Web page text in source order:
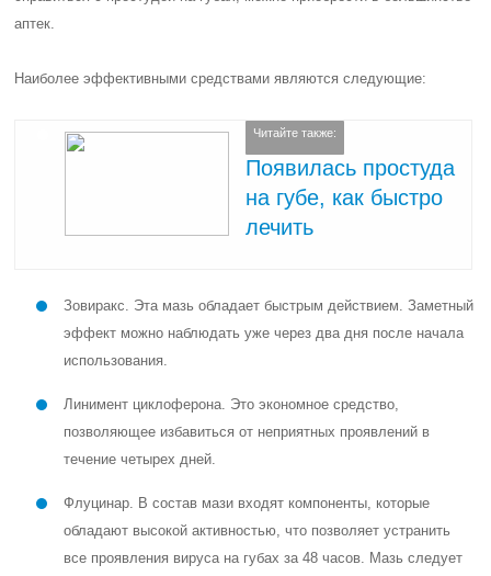
аптек.
Наиболее эффективными средствами являются следующие:
Читайте также:
Появилась простуда
на губе, как быстро
лечить
Зовиракс. Эта мазь обладает быстрым действием. Заметный
эффект можно наблюдать уже через два дня после начала
использования.
Линимент циклоферона. Это экономное средство,
позволяющее избавиться от неприятных проявлений в
течение четырех дней.
Флуцинар. В состав мази входят компоненты, которые
обладают высокой активностью, что позволяет устранить
все проявления вируса на губах за 48 часов. Мазь следует